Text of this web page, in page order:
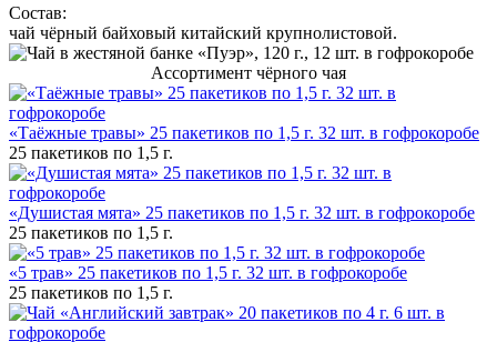
Состав:
чай чёрный байховый китайский крупнолистовой.
Ассортимент чёрного чая
«Таёжные травы» 25 пакетиков по 1,5 г. 32 шт. в гофрокоробе
25 пакетиков по 1,5 г.
«Душистая мята» 25 пакетиков по 1,5 г. 32 шт. в гофрокоробе
25 пакетиков по 1,5 г.
«5 трав» 25 пакетиков по 1,5 г. 32 шт. в гофрокоробе
25 пакетиков по 1,5 г.